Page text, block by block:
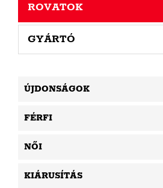
ROVATOK
GYÁRTÓ
ÚJDONSÁGOK
FÉRFI
NŐI
KIÁRUSÍTÁS